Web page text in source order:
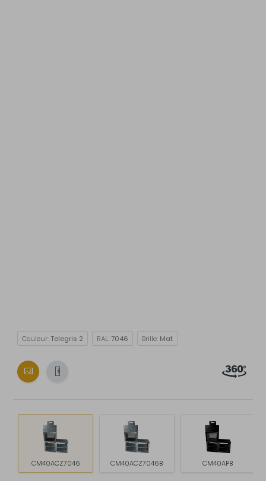
Couleur: Telegris 2 RAL:7046 Brille: Mat
CM40ACZ7046 CM40ACZ7046B CM40APB